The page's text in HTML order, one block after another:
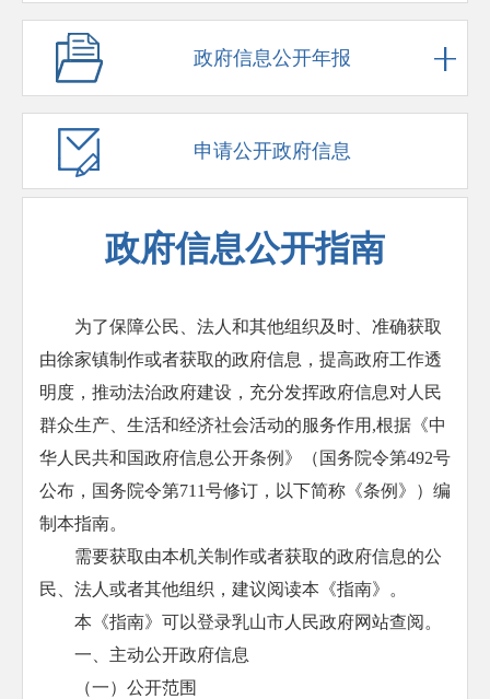
政府信息公开年报
申请公开政府信息
政府信息公开指南
为了保障公民、法人和其他组织及时、准确获取
由徐家镇制作或者获取的政府信息，提高政府工作透
明度，推动法治政府建设，充分发挥政府信息对人民
群众生产、生活和经济社会活动的服务作用,根据《中
华人民共和国政府信息公开条例》（国务院令第492号
公布，国务院令第711号修订，以下简称《条例》）编
制本指南。
需要获取由本机关制作或者获取的政府信息的公
民、法人或者其他组织，建议阅读本《指南》。
本《指南》可以登录乳山市人民政府网站查阅。
一、主动公开政府信息
（一）公开范围